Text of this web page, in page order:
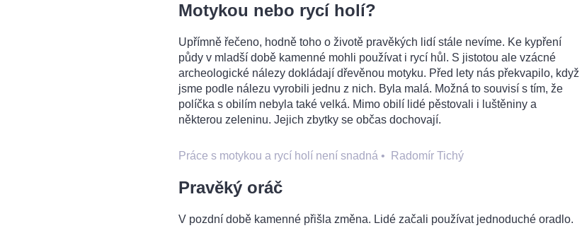
Motykou nebo rycí holí?
Upřímně řečeno, hodně toho o životě pravěkých lidí stále nevíme. Ke kypření
půdy v mladší době kamenné mohli používat i rycí hůl. S jistotou ale vzácné
archeologické nálezy dokládají dřevěnou motyku. Před lety nás překvapilo, když
jsme podle nálezu vyrobili jednu z nich. Byla malá. Možná to souvisí s tím, že
políčka s obilím nebyla také velká. Mimo obilí lidé pěstovali i luštěniny a
některou zeleninu. Jejich zbytky se občas dochovají.
Práce s motykou a rycí holí není snadná • Radomír Tichý
Pravěký oráč
V pozdní době kamenné přišla změna. Lidé začali používat jednoduché oradlo.